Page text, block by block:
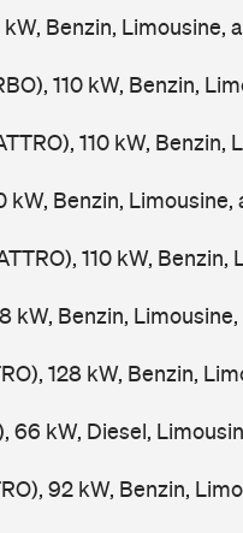
Benzin, Limousine,
110 kW, Benzin,
110 kW, Benzin,
kW, Benzin, Limousine,
110 kW, Benzin,
kW, Benzin,
128 kW, Benzin,
66 kW, Diesel,
92 kW, Benzin,